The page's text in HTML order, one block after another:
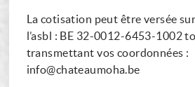
La cotisation peut être versée
l’asbl : BE 32-0012-6453-1002
transmettant vos coordonnées :
info@chateaumoha.be